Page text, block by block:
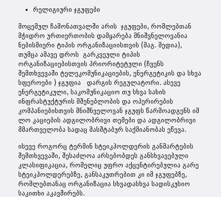
რელიგიური ჯგუფები
მოცემულ ჩამონათვალში არის ჯგუფები, რომლებთან
მჭიდრო ურთიერთობის დამყარება მნიშვნელოვანია
ნებისმიერი ტიპის ორგანიზაციისთვის (მაგ. მედია),
თუმცა ამავე დროს გარკვეული ტიპის
ორგანიზაციებისთვის პრიორიტეტული (ჩვენს
შემთხვევაში ტელეკომუნიკაციების, ენერგეტიკის და სხვა
სფეროები ) ჯგუფია დარგის რეგულატორი. ასევე
ენერგეტიკული, საკომუნიკაციო თუ სხვა სახის
ინფრასტუქტურის მშენებლობის და ოპერირების
კომპანიებისთვის მნიშნველოვან ჯგუფს წარმოადგენს იმ
ლო კაციების ადგილობრივი თემები და ადგილობრივი
მმართველობა სადაც მასშტაბურ საქმიანობას ეწევა.
ისევე როგორც ტერმინ სტეიკჰოლდერის განმარტების
შემთხვევაში, შესაძლოა არსებობდეს განსხვავებული
კლასიფიკაცია, რომელიც უფრო აქცენტირებულია გარე
სტეიკჰოლდერებზე, განსაკუთრებით კი იმ ჯგუფებზე,
რომლებთანაც ორგანიზაცია სხვადასხვა სადისკუსიო
საკითხი აკავშირებს.